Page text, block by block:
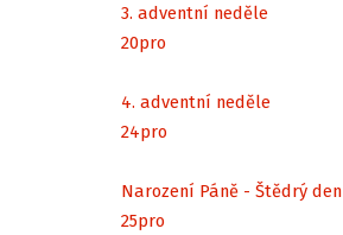
3. adventní neděle
20pro
4. adventní neděle
24pro
Narození Páně - Štědrý den
25pro